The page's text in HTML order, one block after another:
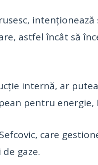
astfel încât să
internă, ar
pentru
care
gaze.